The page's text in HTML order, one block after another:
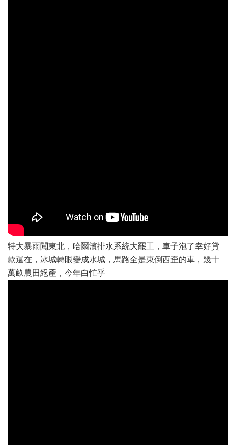
特大暴雨闖東北，哈爾濱排水系統大罷工，車子泡了幸好貸
款還在，冰城轉眼變成水城，馬路全是東倒西歪的車，幾十
萬畝農田絕產，今年白忙乎